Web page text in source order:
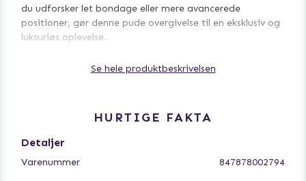
du udforsker let bondage eller mere avancerede
positioner, gør denne pude overgivelse til en eksklusiv og
luksuriøs oplevelse.
Luksuriøst polstret for maksimal komfort under længere
sessioner
Indbyggede fastgørelsesløkker til håndled, ankler og
Se hele produktbeskrivelsen
HURTIGE FAKTA
Detaljer
Varenummer 847878002794